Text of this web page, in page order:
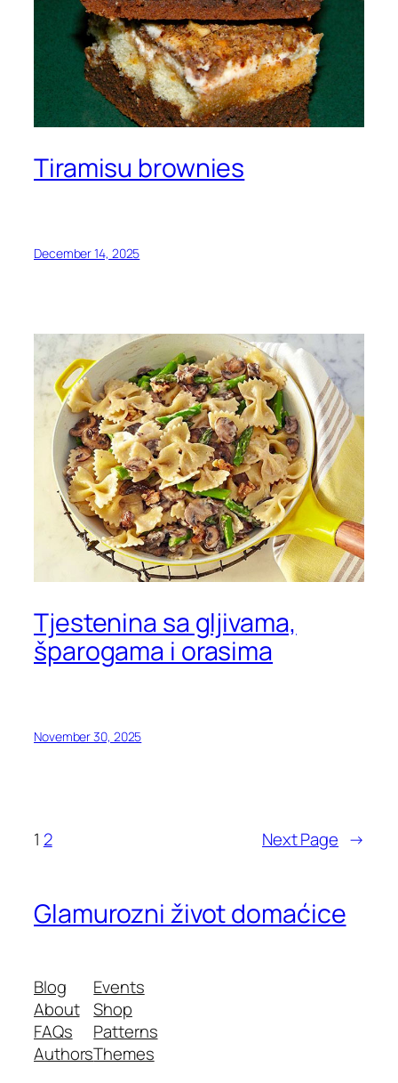
Tiramisu brownies
December 14, 2025
Tjestenina sa gljivama,
šparogama i orasima
November 30, 2025
1 2 Next Page →
Glamurozni život domaćice
Blog
About
FAQs
Authors
Events
Shop
Patterns
Themes